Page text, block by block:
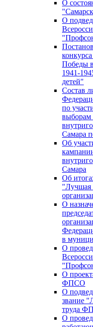
О
О
Победы
1941-
детей"
Состав
по
выборам
Самара
Об
Самара
Об
"Лучшая
О
в
О
О
ФПСО
О
звание
труда
О